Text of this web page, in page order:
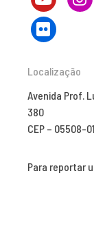
Localização
Avenida Prof.
380
CEP – 05508-
Para reportar